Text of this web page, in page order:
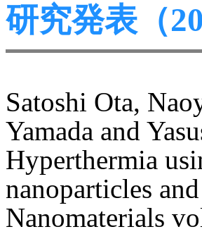
研究発表（
Satoshi Ota,
Yamada and
Hyperthermia
nanoparticles
Nanomaterials